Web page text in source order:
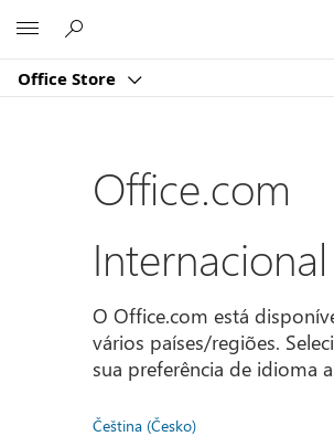
Office Store
Office.com
Internacional
O Office.com está
vários países/regiões.
sua preferência de idioma
Čeština (Česko)